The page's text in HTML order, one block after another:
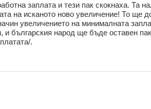
заплата и тези пак скокнаха. Та
на исканото ново увеличение! То ще
увеличението на минималната
и българския народ ще бъде оставен
.